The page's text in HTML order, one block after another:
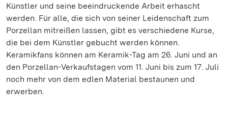
Künstler und seine beeindruckende Arbeit erhascht
werden. Für alle, die sich von seiner Leidenschaft zum
Porzellan mitreißen lassen, gibt es verschiedene Kurse,
die bei dem Künstler gebucht werden können.
Keramikfans können am Keramik-Tag am 26. Juni und an
den Porzellan-Verkaufstagen vom 11. Juni bis zum 17. Juli
noch mehr von dem edlen Material bestaunen und
erwerben.